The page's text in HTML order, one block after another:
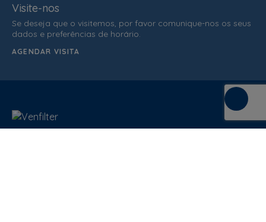
Visite-nos
Se deseja que o visitemos, por favor comunique-nos os seus
dados e preferências de horário.
AGENDAR VISITA